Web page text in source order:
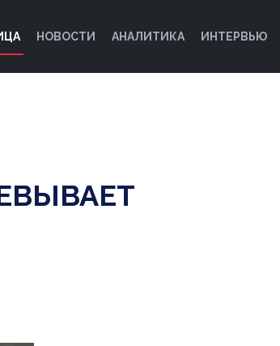
НОВОСТИ АНАЛИТИКА ИНТЕРВЬЮ